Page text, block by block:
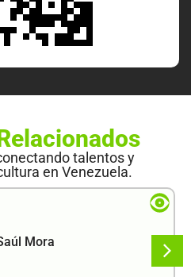
talentos y
en Venezuela.
Mora